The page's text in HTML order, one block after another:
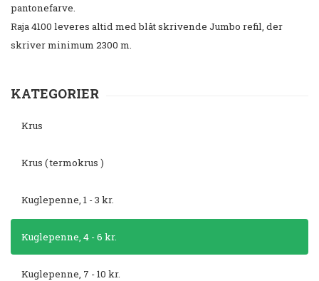
pantonefarve.
Raja 4100 leveres altid med blåt skrivende Jumbo refil, der
skriver minimum 2300 m.
KATEGORIER
Krus
Krus ( termokrus )
Kuglepenne, 1 - 3 kr.
Kuglepenne, 4 - 6 kr.
Kuglepenne, 7 - 10 kr.